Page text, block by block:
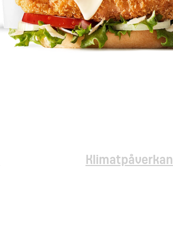
Klimatpåverkan